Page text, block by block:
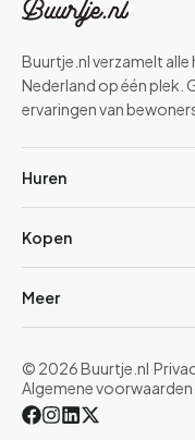
Buurtje.nl verzamelt
Nederland op één plek.
ervaringen van
Huren
Kopen
Meer
© 2026 Buurtje.nl·
Algemene voorwaarden